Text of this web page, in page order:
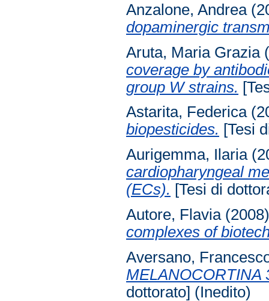
Anzalone, Andrea
dopaminergic
Aruta, Maria Grazia
coverage by
group W strains.
Astarita, Federica
biopesticides. [Tesi
Aurigemma, Ilaria
cardiopharyngeal
(ECs). [Tesi di
Autore, Flavia
complexes of
Aversano,
MELANOCORTINA
dottorato] (Inedito)